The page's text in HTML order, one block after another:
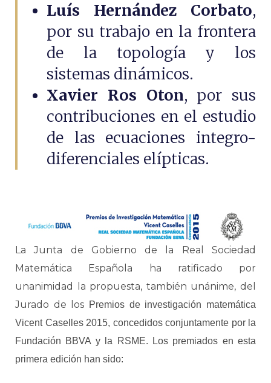
Luís Hernández Corbato,
por su trabajo en la frontera
de la topología y los
sistemas dinámicos.
Xavier Ros Oton, por sus
contribuciones en el estudio
de las ecuaciones integro-
diferenciales elípticas.
La Junta de Gobierno de la Real Sociedad
Matemática Española ha ratificado por
unanimidad la propuesta, también unánime, del
Jurado de los Premios de investigación matemática
Vicent Caselles 2015, concedidos conjuntamente por la
Fundación BBVA y la RSME. Los premiados en esta
primera edición han sido: